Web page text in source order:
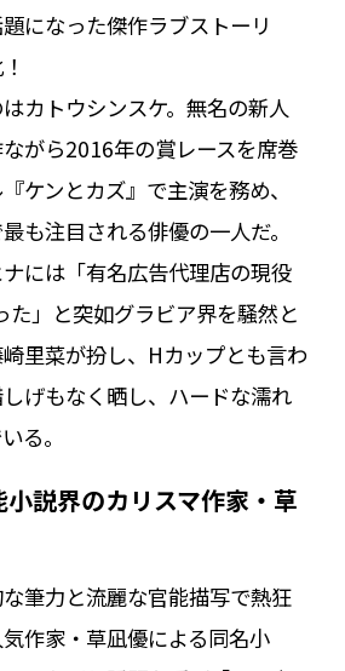
になった傑作ラブストーリ
カトウシンスケ。無名の新人
がら2016年の賞レースを席巻
ケンとカズ』で主演を務め、
も注目される俳優の一人だ。
には「有名広告代理店の現役
た」と突如グラビア界を騒然と
里菜が扮し、Hカップとも言わ
げもなく晒し、ハードな濡れ
る。
説界のカリスマ作家・草
筆力と流麗な官能描写で熱狂
作家・草凪優による同名小